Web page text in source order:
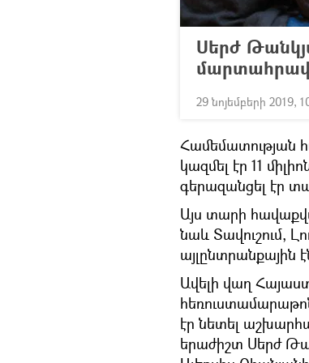
Սերժ
29 նոյեմբերի 2019,
Համեմատության
կազմել էր 11
գերազանցել էր
Այս տարի
նաև Տավուշում,
այլընտրանքային
Ավելի վաղ
էր նետել
երաժիշտ Սերժ